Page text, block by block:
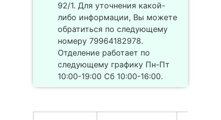
92/1. Для уточнения какой-
либо информации, Вы можете
обратиться по следующему
номеру 79964182978.
Отделение работает по
следующему графику Пн-Пт
10:00-19:00 Сб 10:00-16:00.